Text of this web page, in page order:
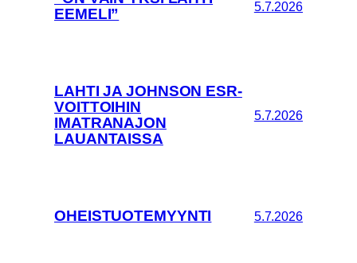
EEMELI”
5.7.2026
LAHTI JA JOHNSON ESR-
VOITTOIHIN
IMATRANAJON
LAUANTAISSA
5.7.2026
OHEISTUOTEMYYNTI 5.7.2026